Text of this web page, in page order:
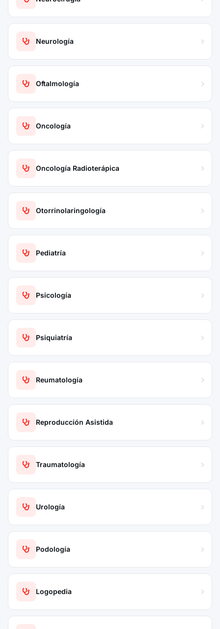
Neurología
Oftalmología
Oncología
Oncología Radioterápica
Otorrinolaringología
Pediatría
Psicología
Psiquiatría
Reumatología
Reproducción Asistida
Traumatología
Urología
Podología
Logopedia